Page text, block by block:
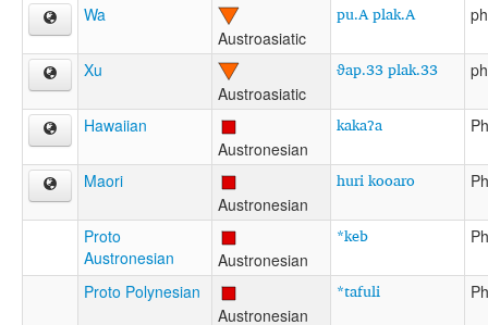
Wa
Austroasiatic
pu.A plak.A
Xu
Austroasiatic
ϑap.33 plak.33
Hawaiian
Austronesian
kakaʔa
Maori
Austronesian
huri kooaro
Proto
Austronesian
Austronesian
*keb
Proto Polynesian
Austronesian
*tafuli